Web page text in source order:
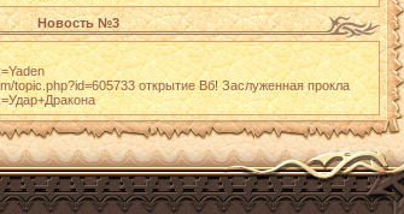
Новость №3
topic.php?id=605733 открытие Вб! Заслуженная прокла